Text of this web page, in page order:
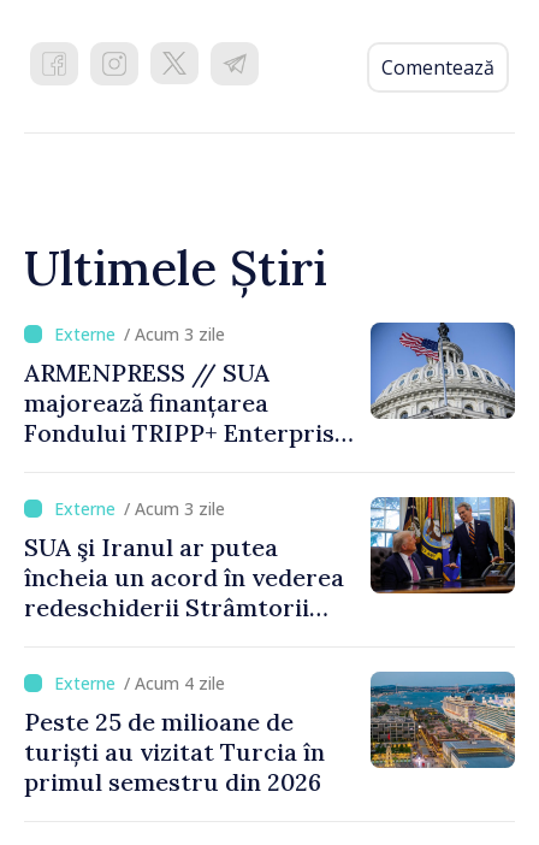
Comentează
Ultimele Știri
/ Acum 3 zile
ARMENPRESS // SUA
majorează finanțarea
Fondului TRIPP+ Enterprise
milioane de dolari
/ Acum 3 zile
SUA şi Iranul ar putea
încheia un acord în vederea
redeschiderii Strâmtorii
anunţă secretarul american
al Trezoreriei
/ Acum 4 zile
Peste 25 de milioane de
turiști au vizitat Turcia în
primul semestru din 2026